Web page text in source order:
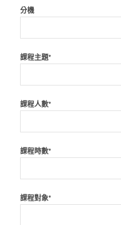
分機
課程主題*
課程人數*
課程時數*
課程對象*